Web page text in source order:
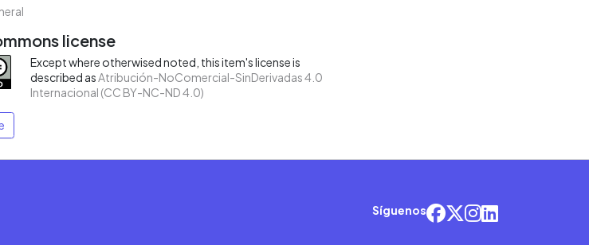
license
Except where otherwised noted, this item's license is
described as Atribución-NoComercial-SinDerivadas 4.0
Internacional (CC BY-NC-ND 4.0)
Síguenos